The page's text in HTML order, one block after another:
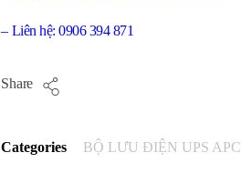
– Liên hệ: 0906 394 871
Share
Categories BỘ LƯU ĐIỆN UPS APC